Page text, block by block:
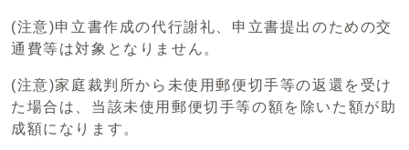
(注意)申立書作成の代行謝礼、申立書提出のための交
通費等は対象となりません。
(注意)家庭裁判所から未使用郵便切手等の返還を受け
た場合は、当該未使用郵便切手等の額を除いた額が助
成額になります。